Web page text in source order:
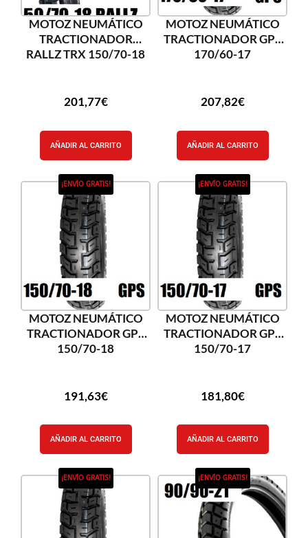
MOTOZ NEUMÁTICO
TRACTIONADOR
RALLZ TRX 150/70-18
201,77€
AÑADIR AL CARRITO
MOTOZ NEUMÁTICO
TRACTIONADOR GPS
170/60-17
207,82€
AÑADIR AL CARRITO
¡ENVÍO GRATIS!
MOTOZ NEUMÁTICO
TRACTIONADOR GPS
150/70-18
191,63€
AÑADIR AL CARRITO
¡ENVÍO GRATIS!
MOTOZ NEUMÁTICO
TRACTIONADOR GPS
150/70-17
181,80€
AÑADIR AL CARRITO
¡ENVÍO GRATIS! ¡ENVÍO GRATIS!